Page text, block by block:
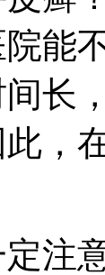
能
长
，
注